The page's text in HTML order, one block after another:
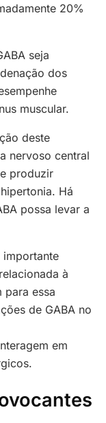
20%
seja
dos
muscular.
deste
nervoso central
produzir
Há
possa levar a
importante
à
para essa
de GABA no
em